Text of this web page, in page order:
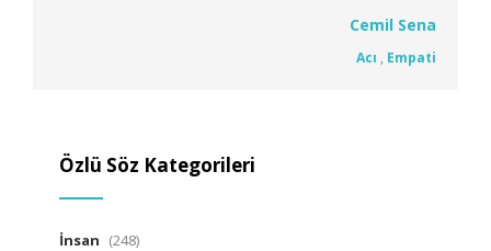
Cemil Sena
Acı , Empati
Özlü Söz Kategorileri
İnsan (248)